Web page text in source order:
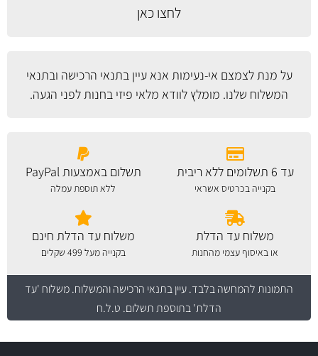
לחצו כאן
על מנת לצמצם אי-נעימות אנא עייןבתנאי הרכישה ובתנאי
המשלוח שלנו. מומלץ לוודא מלאי פיזי בחנות לפני הגעה.
עד 6 תשלומים ללא ריבית
בקנייה בכרטיס אשראי
תשלום באמצעות PayPal
ללא תוספת עמלה
משלוח עד הדלת
או באיסוף עצמי מהחנות
משלוח עד הדלת חינם
בקנייה מעל 499 שקלים
התמונות להמחשה בלבד.עיין בתנאי הרכישה והמשלוח. משלוח 'עד
הדלת' בתוספת תשלום. ט.ל.ח